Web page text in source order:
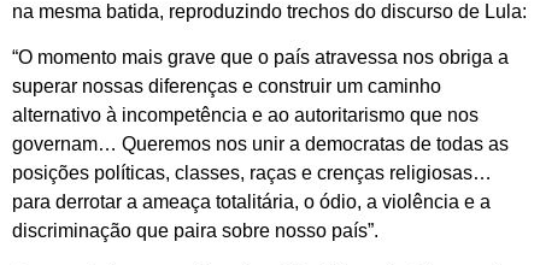
na mesma batida, reproduzindo trechos do discurso de Lula:
“O momento mais grave que o país atravessa nos obriga a
superar nossas diferenças e construir um caminho
alternativo à incompetência e ao autoritarismo que nos
governam… Queremos nos unir a democratas de todas as
posições políticas, classes, raças e crenças religiosas…
para derrotar a ameaça totalitária, o ódio, a violência e a
discriminação que paira sobre nosso país”.